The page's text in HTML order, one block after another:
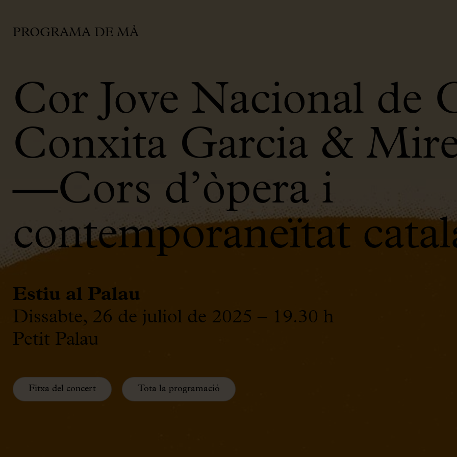
PROGRAMA DE MÀ
Cor Jove Nacional de
Conxita Garcia &
—Cors d’òpera i
contemporaneïtat
Estiu al Palau
Dissabte, 26 de juliol de 2025 – 19.30 h
Petit Palau
Fitxa del concert Tota la programació